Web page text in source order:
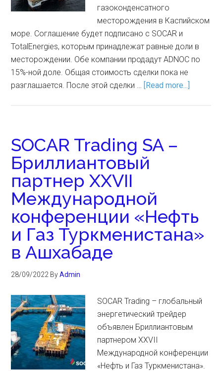
газоконденсатного
месторождения в Каспийском
море. Соглашение будет подписано с SOCAR и
TotalEnergies, которым принадлежат равные доли в
месторождении. Обе компании продадут ADNOC по
15%-ной доле. Общая стоимость сделки пока не
разглашается. После этой сделки … [Read more...]
SOCAR Trading SA –
Бриллиантовый
партнер XXVII
Международной
конференции «Нефть
и Газ Туркменистана»
в Ашхабаде
28/09/2022 ByAdmin
SOCAR Trading – глобальный
энергетический трейдер
объявлен Бриллиантовым
партнером XXVII
Международной конференции
«Нефть и Газ Туркменистана».